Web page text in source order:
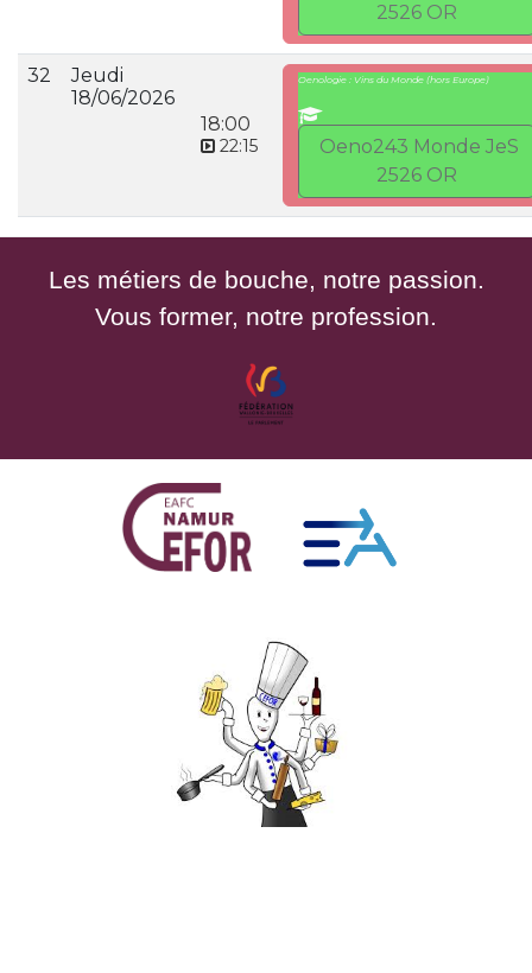
2526 OR
32
Jeudi
18/06/2026
18:00
22:15
Oenologie : Vins du Monde (hors Europe)
Oeno243 Monde JeS
2526 OR
Les métiers de bouche, notre passion.
Vous former, notre profession.